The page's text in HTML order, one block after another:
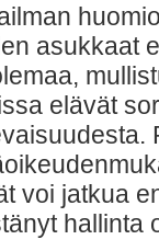
asukkaat
elävät
voi jatkua
hallinta